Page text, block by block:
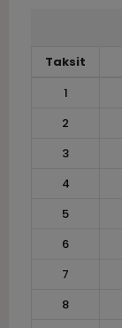
Taksit
1
2
3
4
5
6
7
8